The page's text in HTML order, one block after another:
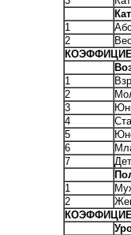
1
2
1
2
3
4
5
6
7
1
2